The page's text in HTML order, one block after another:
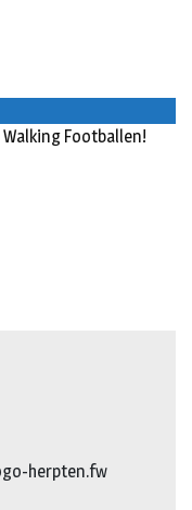
Footballen!
herpten.fw